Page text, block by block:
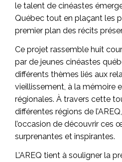
le talent de cinéastes
Québec tout en plaçant les
premier plan des récits
Ce projet rassemble huit
par de jeunes cinéastes
différents thèmes liés aux
vieillissement, à la mémoire
régionales. À travers cette
différentes régions de
l’occasion de découvrir ces
surprenantes et inspirantes.
L’AREQ tient à souligner la